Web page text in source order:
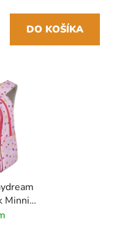
DO KOŠÍKA
Minnie
15L